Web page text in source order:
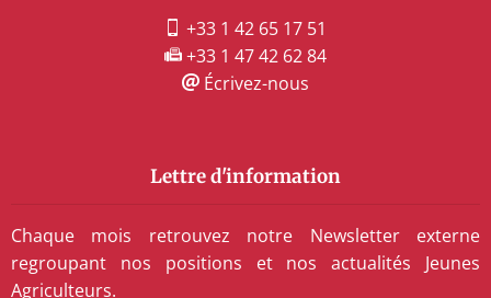
+33 1 42 65 17 51
+33 1 47 42 62 84
Écrivez-nous
Lettre d'information
Chaque mois retrouvez notre Newsletter externe
regroupant nos positions et nos actualités Jeunes
Agriculteurs.